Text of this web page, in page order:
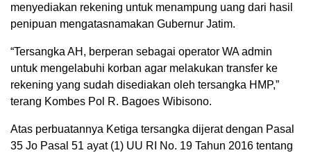
menyediakan rekening untuk menampung uang dari hasil
penipuan mengatasnamakan Gubernur Jatim.
“Tersangka AH, berperan sebagai operator WA admin
untuk mengelabuhi korban agar melakukan transfer ke
rekening yang sudah disediakan oleh tersangka HMP,”
terang Kombes Pol R. Bagoes Wibisono.
Atas perbuatannya Ketiga tersangka dijerat dengan Pasal
35 Jo Pasal 51 ayat (1) UU RI No. 19 Tahun 2016 tentang